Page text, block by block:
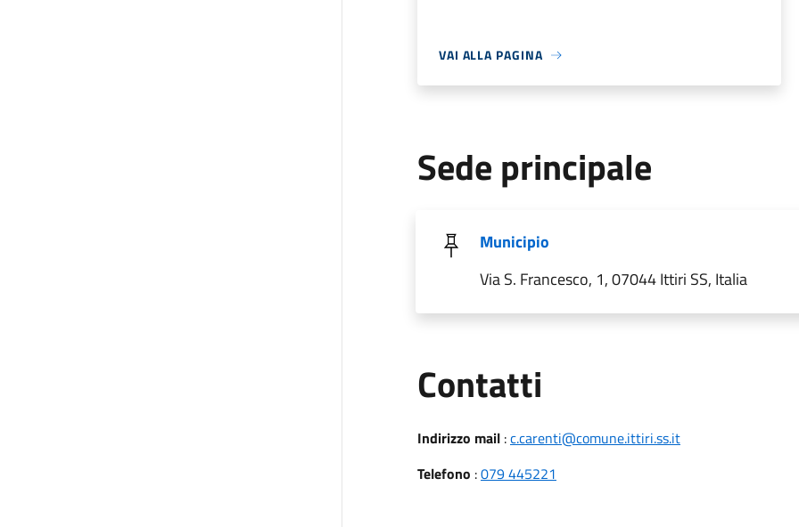
VAI ALLA PAGINA
Sede principale
Municipio
Via S. Francesco, 1, 07044 Ittiri SS, Italia
Contatti
Indirizzo mail:c.carenti@comune.ittiri.ss.it
Telefono :079 445221